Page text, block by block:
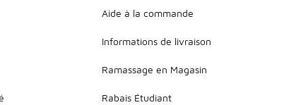
Aide à la commande
Informations de livraison
Ramassage en Magasin
Rabais Étudiant